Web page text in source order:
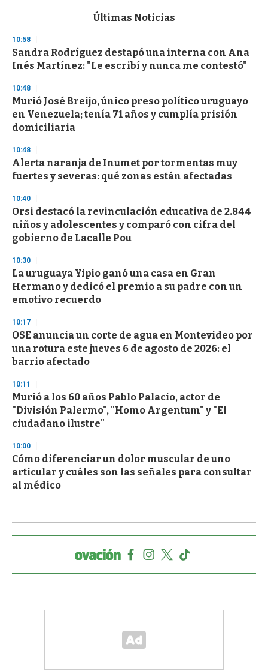
d
s
o
f
3
s
c
o
d
s
Últimas Noticias
10:58
Sandra Rodríguez destapó una interna con Ana
Inés Martínez: "Le escribí y nunca me contestó"
10:48
Murió José Breijo, único preso político uruguayo
en Venezuela; tenía 71 años y cumplía prisión
domiciliaria
10:48
Alerta naranja de Inumet por tormentas muy
fuertes y severas: qué zonas están afectadas
10:40
Orsi destacó la revinculación educativa de 2.844
niños y adolescentes y comparó con cifra del
gobierno de Lacalle Pou
10:30
La uruguaya Yipio ganó una casa en Gran
Hermano y dedicó el premio a su padre con un
emotivo recuerdo
10:17
OSE anuncia un corte de agua en Montevideo por
una rotura este jueves 6 de agosto de 2026: el
barrio afectado
10:11
Murió a los 60 años Pablo Palacio, actor de
"División Palermo", "Homo Argentum" y "El
ciudadano ilustre"
10:00
Cómo diferenciar un dolor muscular de uno
articular y cuáles son las señales para consultar
al médico